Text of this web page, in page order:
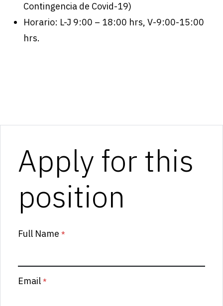
Contingencia de Covid-19)
Horario: L-J 9:00 – 18:00 hrs, V-9:00-15:00
hrs.
Apply for this
position
Full Name *
Email *